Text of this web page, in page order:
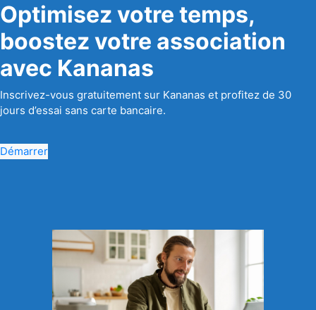
Optimisez votre temps,
boostez votre association
avec Kananas
Inscrivez-vous gratuitement sur Kananas et profitez de 30
jours d’essai sans carte bancaire.
Démarrer